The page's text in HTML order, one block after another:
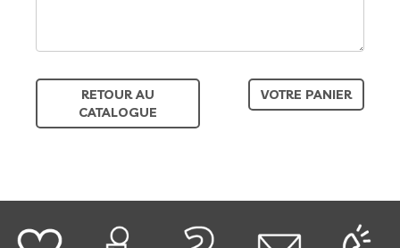
RETOUR AU
CATALOGUE
VOTRE PANIER